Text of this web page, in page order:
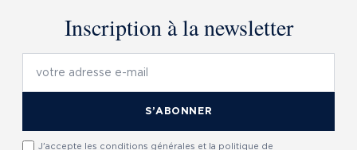
Inscription à la newsletter
S’ABONNER
J'accepte les conditions générales et la politique de